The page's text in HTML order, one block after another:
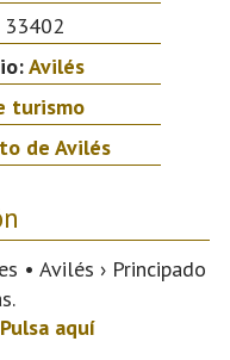
Avilés
turismo
de Avilés
• Avilés › Principado
Pulsa aquí